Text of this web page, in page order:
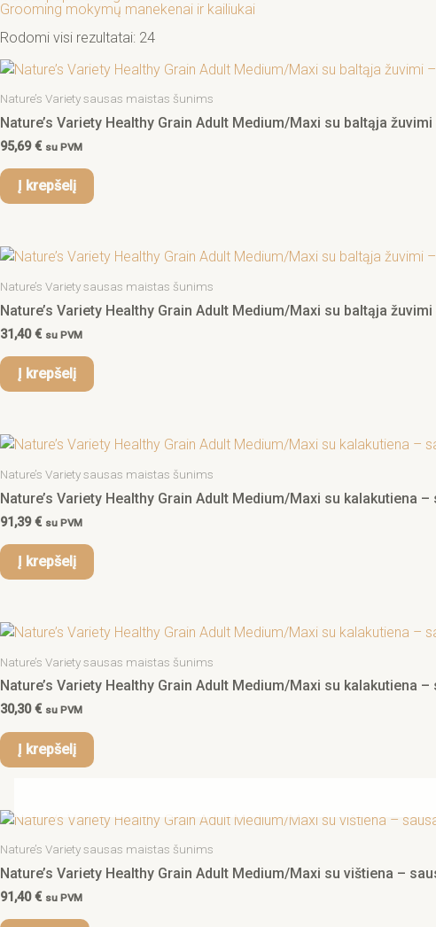
Grooming mokymų manekenai ir kailiukai
Rodomi visi rezultatai: 24
Nature’s Variety sausas maistas šunims
Nature’s Variety Healthy Grain Adult Medium/Maxi su baltąja
95,69€ su PVM
Į krepšelį
Nature’s Variety sausas maistas šunims
Nature’s Variety Healthy Grain Adult Medium/Maxi su baltąja
31,40€ su PVM
Į krepšelį
Nature’s Variety sausas maistas šunims
Nature’s Variety Healthy Grain Adult Medium/Maxi su kalakutiena
91,39€ su PVM
Į krepšelį
Nature’s Variety sausas maistas šunims
Nature’s Variety Healthy Grain Adult Medium/Maxi su kalakutiena
30,30€ su PVM
Į krepšelį
Nature’s Variety sausas maistas šunims
Nature’s Variety Healthy Grain Adult Medium/Maxi su vištiena –
91,40€ su PVM